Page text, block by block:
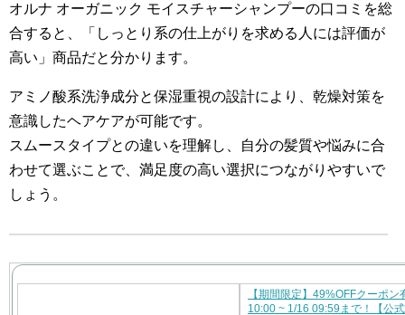
オルナ オーガニック モイスチャーシャンプーの口コミを総
合すると、「しっとり系の仕上がりを求める人には評価が
高い」商品だと分かります。
アミノ酸系洗浄成分と保湿重視の設計により、乾燥対策を
意識したヘアケアが可能です。
スムースタイプとの違いを理解し、自分の髪質や悩みに合
わせて選ぶことで、満足度の高い選択につながりやすいで
しょう。
【期間限定】49%OFFクーポン
10:00 ~ 1/16 09:59まで！【公